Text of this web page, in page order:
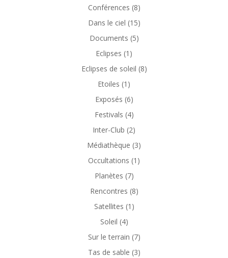
Conférences (8)
Dans le ciel (15)
Documents (5)
Eclipses (1)
Eclipses de soleil (8)
Etoiles (1)
Exposés (6)
Festivals (4)
Inter-Club (2)
Médiathèque (3)
Occultations (1)
Planètes (7)
Rencontres (8)
Satellites (1)
Soleil (4)
Sur le terrain (7)
Tas de sable (3)